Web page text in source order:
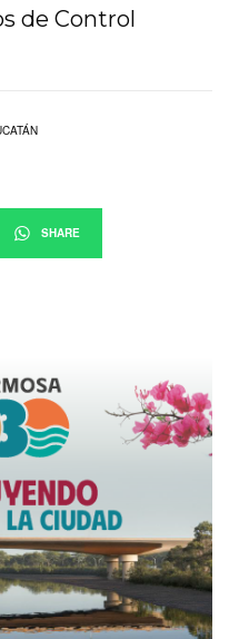
de Control
SHARE